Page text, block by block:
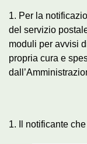
1. Per la
del servizio
moduli per avvisi
propria cura e
1. Il notificante